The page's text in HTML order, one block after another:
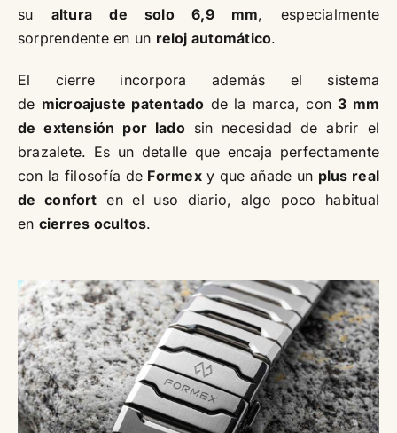
su altura de solo 6,9 mm, especialmente
sorprendente en un reloj automático.
El cierre incorpora además el sistema
de microajuste patentado de la marca, con3 mm
de extensión por ladosin necesidad de abrir el
brazalete. Es un detalle que encaja perfectamente
con la filosofía de Formexy que añade un plus real
de confort en el uso diario, algo poco habitual
en cierres ocultos.